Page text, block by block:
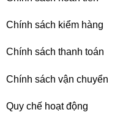
Chính sách kiểm hàng
Chính sách thanh toán
Chính sách vận chuyển
Quy chế hoạt động